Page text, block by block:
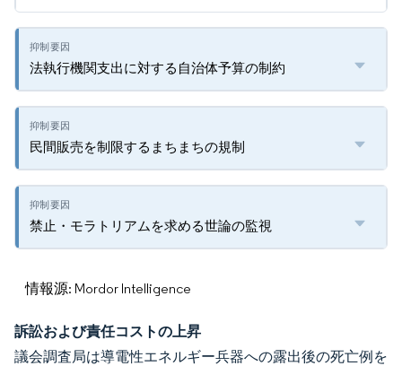
法執行機関支出に対する自治体予算の制約
民間販売を制限するまちまちの規制
禁止・モラトリアムを求める世論の監視
情報源: Mordor Intelligence
訴訟および責任コストの上昇
議会調査局は導電性エネルギー兵器への露出後の死亡例を